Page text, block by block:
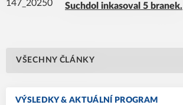
Suchdol inkasoval 5 branek.
VŠECHNY ČLÁNKY
VÝSLEDKY & AKTUÁLNÍ PROGRAM